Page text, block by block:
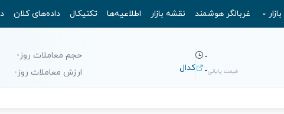
بازار غربالگر هوشمند نقشه بازار اطلاعیه‌ها تکنیکال داده‌های کلان
-
قیمت پایانی- کدال
حجم معاملات روز-
ارزش معاملات روز-